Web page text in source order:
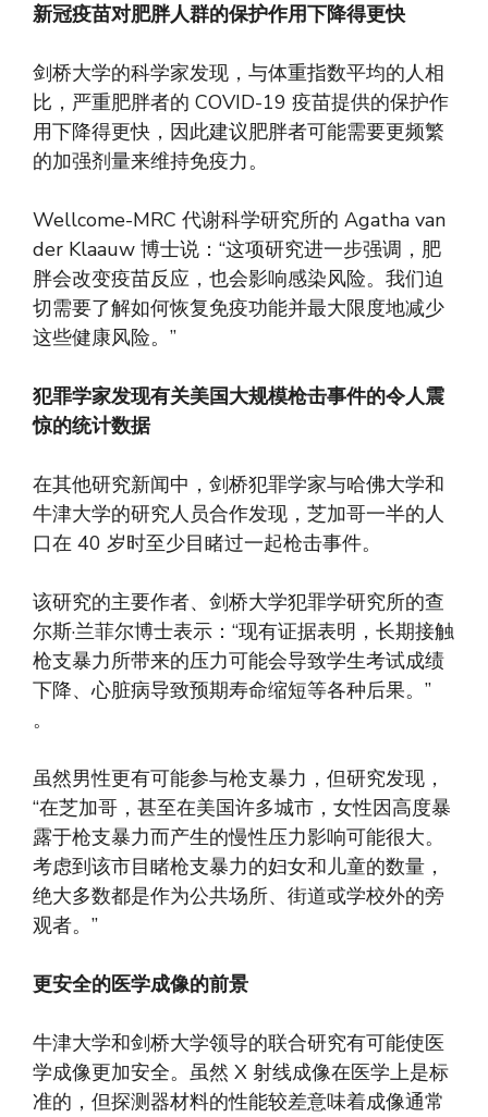
新冠疫苗对肥胖人群的保护作用下降得更快
剑桥大学的科学家发现，与体重指数平均的人相
比，严重肥胖者的 COVID-19 疫苗提供的保护作
用下降得更快，因此建议肥胖者可能需要更频繁
的加强剂量来维持免疫力。
Wellcome-MRC 代谢科学研究所的 Agatha van
der Klaauw 博士说：“这项研究进一步强调，肥
胖会改变疫苗反应，也会影响感染风险。我们迫
切需要了解如何恢复免疫功能并最大限度地减少
这些健康风险。”
犯罪学家发现有关美国大规模枪击事件的令人震
惊的统计数据
在其他研究新闻中，剑桥犯罪学家与哈佛大学和
牛津大学的研究人员合作发现，芝加哥一半的人
口在 40 岁时至少目睹过一起枪击事件。
该研究的主要作者、剑桥大学犯罪学研究所的查
尔斯·兰菲尔博士表示：“现有证据表明，长期接触
枪支暴力所带来的压力可能会导致学生考试成绩
下降、心脏病导致预期寿命缩短等各种后果。”
。
虽然男性更有可能参与枪支暴力，但研究发现，
“在芝加哥，甚至在美国许多城市，女性因高度暴
露于枪支暴力而产生的慢性压力影响可能很大。
考虑到该市目睹枪支暴力的妇女和儿童的数量，
绝大多数都是作为公共场所、街道或学校外的旁
观者。”
更安全的医学成像的前景
牛津大学和剑桥大学领导的联合研究有可能使医
学成像更加安全。虽然 X 射线成像在医学上是标
准的，但探测器材料的性能较差意味着成像通常